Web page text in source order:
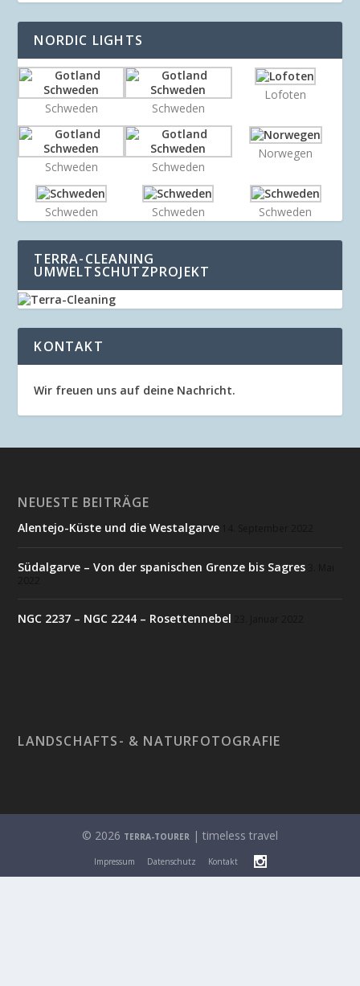
NORDIC LIGHTS
Schweden Schweden
Lofoten
Schweden Schweden
Norwegen
Schweden Schweden Schweden
TERRA-CLEANING
UMWELTSCHUTZPROJEKT
KONTAKT
Wir freuen uns auf deine Nachricht.
NEUESTE BEITRÄGE
Alentejo-Küste und die Westalgarve
Südalgarve – Von der spanischen Grenze bis Sagres
NGC 2237 – NGC 2244 – Rosettennebel
LANDSCHAFTS- & NATURFOTOGRAFIE
© 2026 TERRA-TOURER | timeless travel
Impressum Datenschutz Kontakt